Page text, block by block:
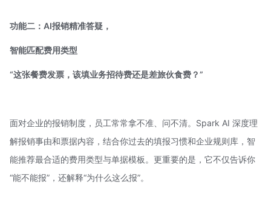
功能二：AI报销精准答疑，
智能匹配费用类型
“这张餐费发票，该填业务招待费还是差旅伙食费？”
面对企业的报销制度，员工常常拿不准、问不清。Spark AI 深度理
解报销事由和票据内容，结合你过去的填报习惯和企业规则库，智
能推荐最合适的费用类型与单据模板。更重要的是，它不仅告诉你
“能不能报”，还解释“为什么这么报”。